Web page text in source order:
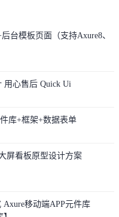
台模板页面（支持Axure8、
用心售后 Quick Ui
件库+框架+数据表单
屏看板原型设计方案
Axure移动端APP元件库